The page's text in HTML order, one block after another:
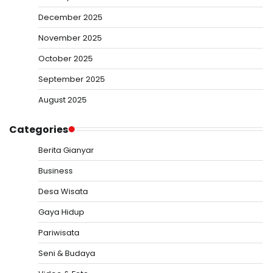
December 2025
November 2025
October 2025
September 2025
August 2025
Categories
Berita Gianyar
Business
Desa Wisata
Gaya Hidup
Pariwisata
Seni & Budaya